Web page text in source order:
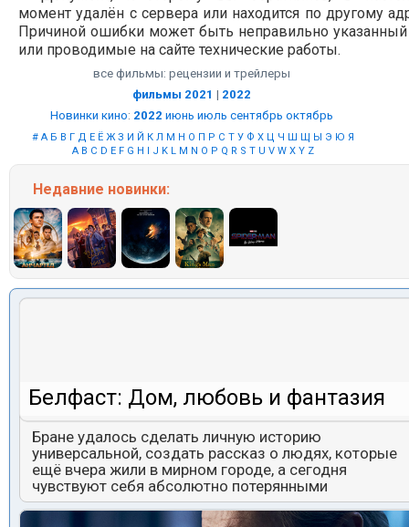
момент удалён с сервера или находится по другому
Причиной ошибки может быть неправильно указанный
или проводимые на сайте технические работы.
все фильмы: рецензии и трейлеры
фильмы 2021 | 2022
Новинки кино: 2022 июнь июль сентябрь октябрь
# А Б В Г Д Е Ё Ж З И Й К Л М Н О П Р С Т У Ф Х Ц Ч Ш Щ Ы Э Ю Я
A B C D E F G H I J K L M N O P Q R S T U V W X Y Z
Недавние новинки:
Белфаст: Дом, любовь и фантазия
Бране удалось сделать личную историю
универсальной, создать рассказ о людях, которые
ещё вчера жили в мирном городе, а сегодня
чувствуют себя абсолютно потерянными